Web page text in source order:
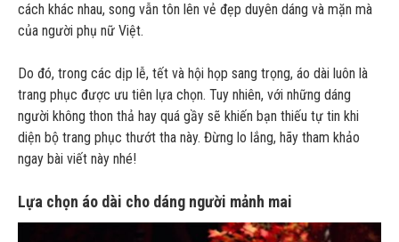
cách khác nhau, song vẫn tôn lên vẻ đẹp duyên dáng và mặn mà
của người phụ nữ Việt.
Do đó, trong các dịp lễ, tết và hội họp sang trọng, áo dài luôn là
trang phục được ưu tiên lựa chọn. Tuy nhiên, với những dáng
người không thon thả hay quá gầy sẽ khiến bạn thiếu tự tin khi
diện bộ trang phục thướt tha này. Đừng lo lắng, hãy tham khảo
ngay bài viết này nhé!
Lựa chọn áo dài cho dáng người mảnh mai